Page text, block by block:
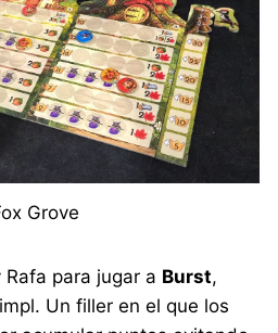
Grove
para jugar a Burst,
Un filler en el que los